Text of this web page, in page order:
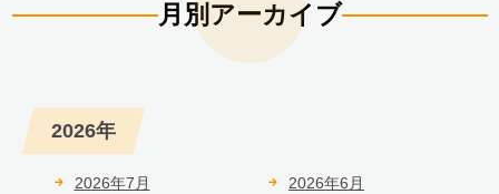
月別アーカイブ
2026年
2026年7月 2026年6月